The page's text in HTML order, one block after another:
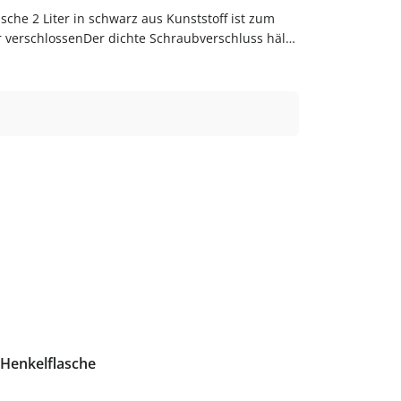
2 Liter in schwarz aus Kunststoff ist zum
dichte Schraubverschluss hält
leicht und langlebig.Produktdetails auf einen
glaeser-und-dosen.de.